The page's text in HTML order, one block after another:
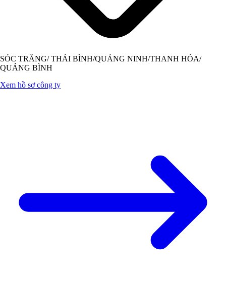
SÓC TRĂNG/ THÁI BÌNH/QUẢNG NINH/THANH HÓA/
QUẢNG BÌNH
Xem hồ sơ công ty